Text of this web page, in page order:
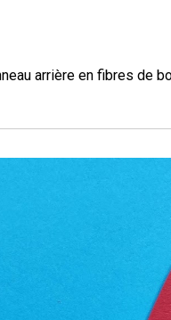
arrière en fibres de